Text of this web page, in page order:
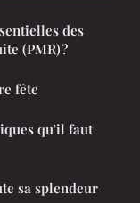
des
(PMR) ?
fête
qu'il faut
sa splendeur